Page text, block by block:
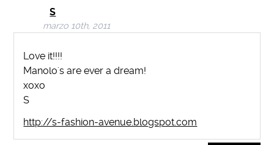
S
marzo 10th, 2011
Love it!!!!
Manolo's are ever a dream!
xoxo
S
http://s-fashion-avenue.blogspot.com